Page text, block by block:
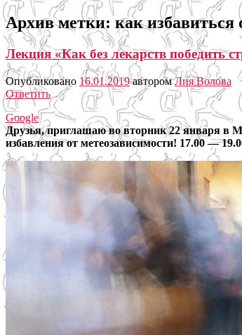
Архив метки: как избавиться
Лекция «Как без лекарств победить
Опубликовано 16.01.2019 авторомЛия Волова
Ответить
Google
Друзья, приглашаю во вторник 22 января в
избавления от метеозависимости! 17.00 —